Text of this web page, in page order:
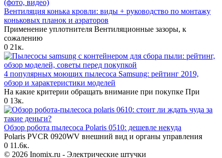
Вентиляция конька кровли: виды + руководство по монтажу
коньковых планок и аэраторов
Применение уплотнителя Вентиляционные зазоры, к
сожалению
0 21к.
4 популярных моющих пылесоса Samsung: рейтинг 2019,
обзор и характеристики моделей
На какие критерии обращать внимание при покупке При
0 13к.
Обзор робота пылесоса Polaris 0510: дешевле некуда
Polaris PVCR 0920WV внешний вид и органы управления
0 11.6к.
© 2026 Inomix.ru - Электрические штучки